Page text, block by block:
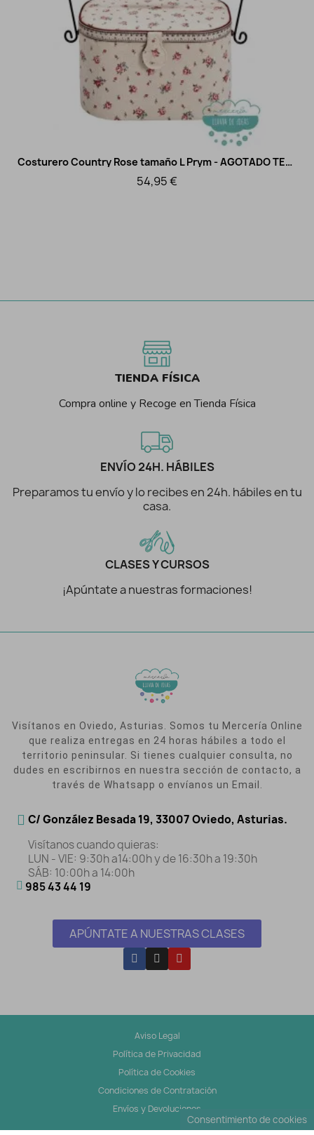
Vista rápida Costurero Country Rose tamaño L Prym - AGOTADO TEMPORALMENTE
54,95 €
TIENDA FÍSICA
Compra online y Recoge en Tienda Física
ENVÍO 24H. HÁBILES
Preparamos tu envío y lo recibes en 24h. hábiles en tu
casa.
CLASES Y CURSOS
¡Apúntate a nuestras formaciones!
Visítanos en Oviedo, Asturias. Somos tu Mercería Online
que realiza entregas en 24 horas hábiles a todo el
territorio peninsular. Si tienes cualquier consulta, no
dudes en escribirnos en nuestra sección de contacto, a
través de Whatsapp o envíanos un Email.
C/ González Besada 19, 33007 Oviedo, Asturias.
Visítanos cuando quieras:
LUN - VIE: 9:30h a14:00h y de 16:30h a 19:30h
SÁB: 10:00h a 14:00h
985 43 44 19
APÚNTATE A NUESTRAS CLASES
Aviso Legal
Política de Privacidad
Política de Cookies
Condiciones de Contratación
Envíos y Devoluciones
Consentimiento de cookies